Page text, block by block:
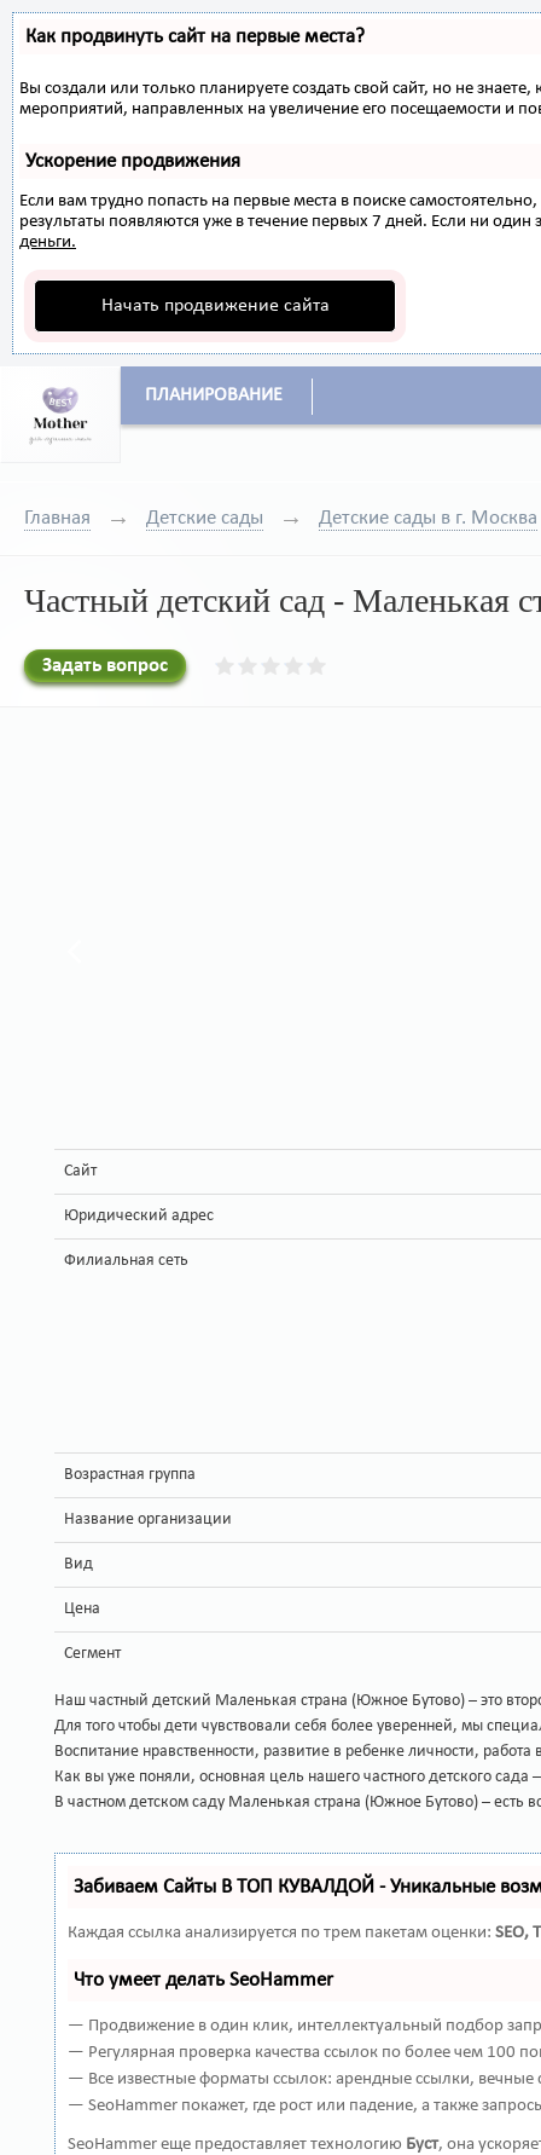
Как продвинуть сайт на первые места?
Вы создали или только планируете создать свой сайт, но не
мероприятий, направленных на увеличение его посещаемости и
Ускорение продвижения
Если вам трудно попасть на первые места в поиске
результаты появляются уже в течение первых 7 дней. Если ни один
деньги.
Начать продвижение сайта
ПЛАНИРОВАНИЕ
Главная Детские сады Детские сады в г. Москва
Частный детский сад -
Задать вопрос
Сайт
Юридический адрес
Филиальная сеть
Возрастная группа
Название организации
Вид
Цена
Сегмент
Наш частный детский Маленькая страна (Южное Бутово) – это
Для того чтобы дети чувствовали себя более уверенней, мы
Воспитание нравственности, развитие в ребенке личности,
Как вы уже поняли, основная цель нашего частного детского
В частном детском саду Маленькая страна (Южное Бутово) –
Забиваем Сайты В ТОП КУВАЛДОЙ - Уникальные
Каждая ссылка анализируется по трем пакетам оценки: SEO,
Что умеет делать SeoHammer
— Продвижение в один клик, интеллектуальный подбор
— Регулярная проверка качества ссылок по более чем 100
— Все известные форматы ссылок: арендные ссылки,
— SeoHammer покажет, где рост или падение, а также
SeoHammer еще предоставляет технологию Буст, она